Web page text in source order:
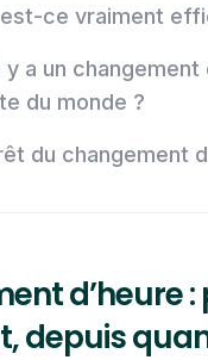
est-ce vraiment
y a un changement
du monde ?
du changement
d’heure
depuis